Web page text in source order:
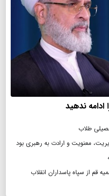
ادامه ندهید
طلاب
معنویت و ارادت به رهبری بود
قم از سپاه پاسداران انقلاب